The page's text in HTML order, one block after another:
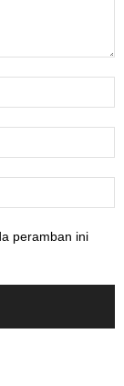
peramban ini